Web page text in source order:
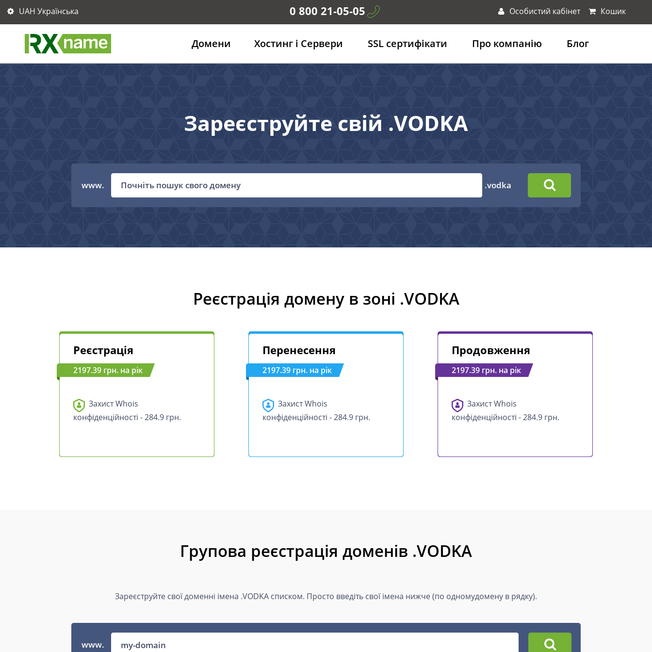
UAH Українська 0 800 21-05-05 Особистий кабінет Кошик
Домени Хостинг і Сервери SSL сертифікати Про компанію Блог
Зареєструйте свій .VODKA
www. .vodka
Реєстрація домену в зоні .VODKA
Реєстрація
2197.39 грн. на рік
Захист Whois
конфіденційності - 284.9 грн.
Перенесення
2197.39 грн. на рік
Захист Whois
конфіденційності - 284.9 грн.
Продовження
2197.39 грн. на рік
Захист Whois
конфіденційності - 284.9 грн.
Групова реєстрація доменів .VODKA
Зареєструйте свої доменні імена .VODKA списком. Просто введіть свої імена нижче (по одномудомену в рядку).
www.